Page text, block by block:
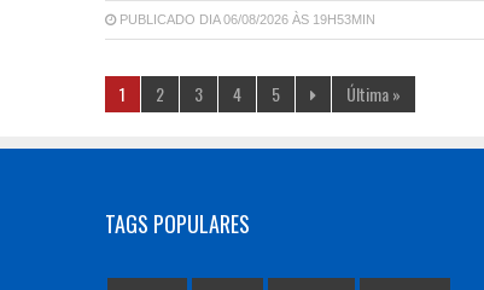
PUBLICADO DIA 06/08/2026 ÀS 19H53MIN
1 2 3 4 5 Última »
TAGS POPULARES